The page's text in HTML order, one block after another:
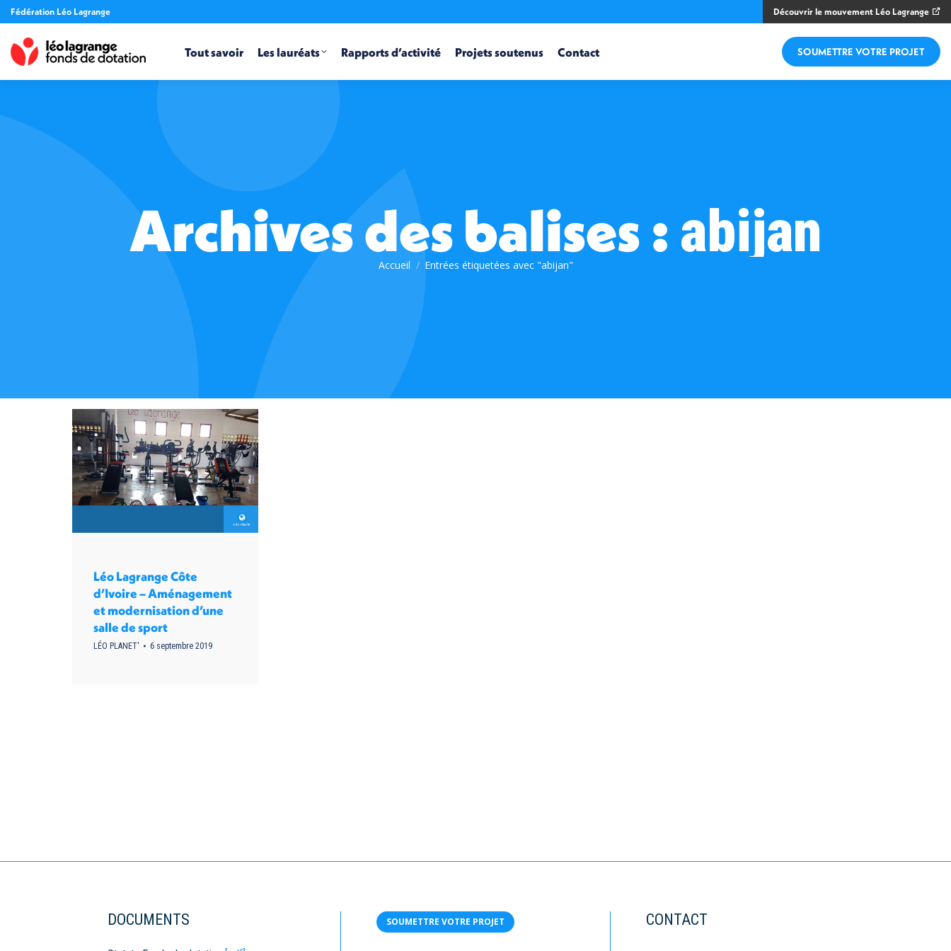
Fédération Léo Lagrange Découvrir le mouvement Léo Lagrange
Tout savoir Les lauréats Rapports d’activité Projets soutenus Contact SOUMETTRE VOTRE PROJET
Archives des balises : abijan
Vous êtes ici :
Accueil Entrées étiquetées avec "abijan"
Léo Lagrange Côte
d’Ivoire – Aménagement
et modernisation d’une
salle de sport
LÉO PLANET' 6 septembre 2019
DOCUMENTS SOUMETTRE VOTRE PROJET
CONTACT